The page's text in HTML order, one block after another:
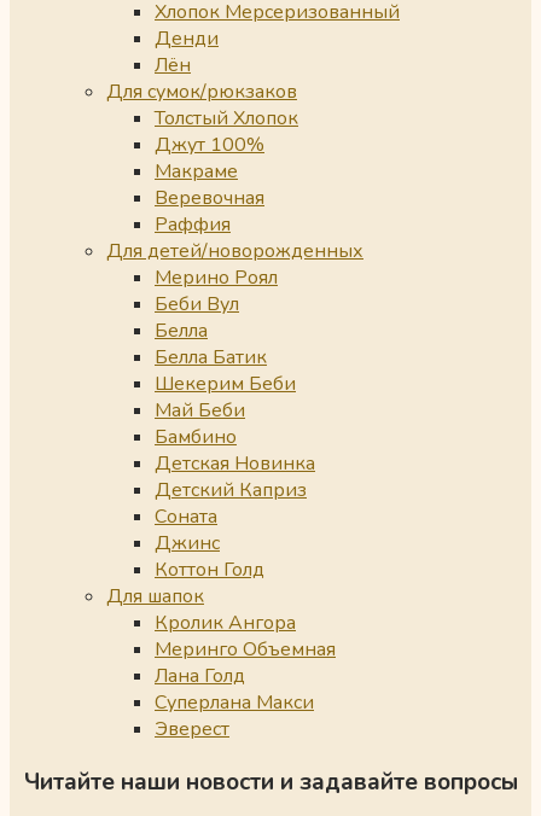
Хлопок Мерсеризованный
Денди
Лён
Для сумок/рюкзаков
Толстый Хлопок
Джут 100%
Макраме
Веревочная
Раффия
Для детей/новорожденных
Мерино Роял
Беби Вул
Белла
Белла Батик
Шекерим Беби
Май Беби
Бамбино
Детская Новинка
Детский Каприз
Соната
Джинс
Коттон Голд
Для шапок
Кролик Ангора
Меринго Объемная
Лана Голд
Суперлана Макси
Эверест
Читайте наши новости и задавайте вопросы